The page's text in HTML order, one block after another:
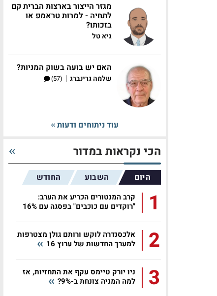
מגזר הייצור בארצות הברית קם
לתחיה - למרות טראמפ או
בזכותו?
גיא טל
האם יש בועה בשוק המניות?
שלמה גרינברג |
(57)
עוד ניתוחים ודעות
הכי נקראות במדור
היום השבוע החודש
1
קרב המנטורים הכריע את הערב:
"רוקדים עם כוכבים" בפסגה עם 16%
2
אלכסנדרה לוקש ורותם גולן מצטרפות
למערך החדשות של ערוץ 16
3
ניו יורק טיימס עקף את התחזיות, אז
למה המניה צונחת ב-9%?